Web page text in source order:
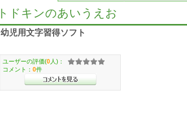
トドキンのあいうえお
幼児用文字習得ソフト
ユーザーの評価(0 人)：
コメント： 0件